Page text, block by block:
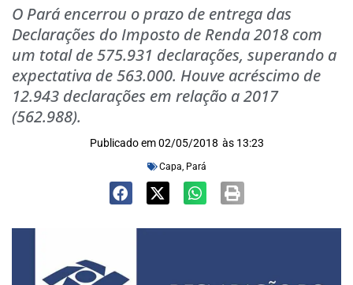
O Pará encerrou o prazo de entrega das
Declarações do Imposto de Renda 2018 com
um total de 575.931 declarações, superando a
expectativa de 563.000. Houve acréscimo de
12.943 declarações em relação a 2017
(562.988).
Publicado em 02/05/2018 às 13:23
Capa, Pará